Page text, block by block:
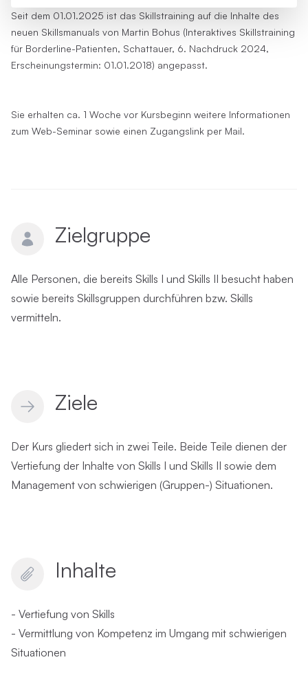
Seit dem 01.01.2025 ist das Skillstraining auf die Inhalte des
neuen Skillsmanuals von Martin Bohus (Interaktives Skillstraining
für Borderline-Patienten, Schattauer, 6. Nachdruck 2024,
Erscheinungstermin: 01.01.2018) angepasst.
Sie erhalten ca. 1 Woche vor Kursbeginn weitere Informationen
zum Web-Seminar sowie einen Zugangslink per Mail.
Zielgruppe
Alle Personen, die bereits Skills I und Skills II besucht haben
sowie bereits Skillsgruppen durchführen bzw. Skills
vermitteln.
Ziele
Der Kurs gliedert sich in zwei Teile. Beide Teile dienen der
Vertiefung der Inhalte von Skills I und Skills II sowie dem
Management von schwierigen (Gruppen-) Situationen.
Inhalte
- Vertiefung von Skills
- Vermittlung von Kompetenz im Umgang mit schwierigen
Situationen